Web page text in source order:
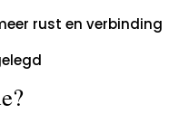
rust en verbinding